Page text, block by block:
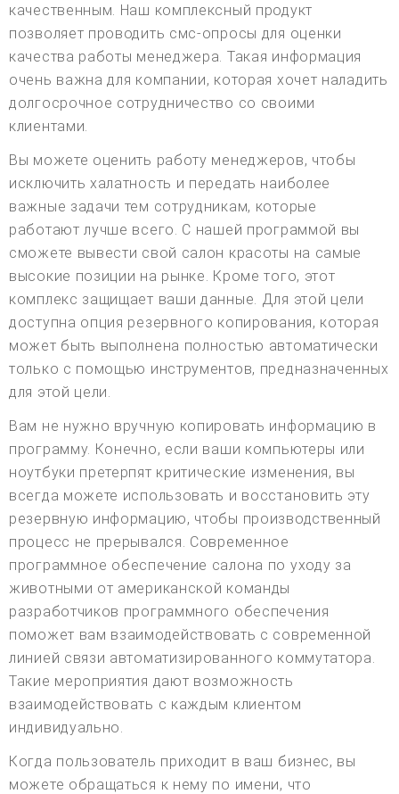
качественным. Наш комплексный продукт
позволяет проводить смс-опросы для оценки
качества работы менеджера. Такая информация
очень важна для компании, которая хочет наладить
долгосрочное сотрудничество со своими
клиентами.
Вы можете оценить работу менеджеров, чтобы
исключить халатность и передать наиболее
важные задачи тем сотрудникам, которые
работают лучше всего. С нашей программой вы
сможете вывести свой салон красоты на самые
высокие позиции на рынке. Кроме того, этот
комплекс защищает ваши данные. Для этой цели
доступна опция резервного копирования, которая
может быть выполнена полностью автоматически
только с помощью инструментов, предназначенных
для этой цели.
Вам не нужно вручную копировать информацию в
программу. Конечно, если ваши компьютеры или
ноутбуки претерпят критические изменения, вы
всегда можете использовать и восстановить эту
резервную информацию, чтобы производственный
процесс не прерывался. Современное
программное обеспечение салона по уходу за
животными от американской команды
разработчиков программного обеспечения
поможет вам взаимодействовать с современной
линией связи автоматизированного коммутатора.
Такие мероприятия дают возможность
взаимодействовать с каждым клиентом
индивидуально.
Когда пользователь приходит в ваш бизнес, вы
можете обращаться к нему по имени, что